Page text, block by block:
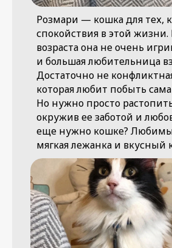
Розмари — кошка для тех,
спокойствия в этой жизни.
возраста она не очень
и большая любительница
Достаточно не
которая любит побыть
Но нужно просто
окружив ее заботой и
еще нужно кошке?
мягкая лежанка и вкусный